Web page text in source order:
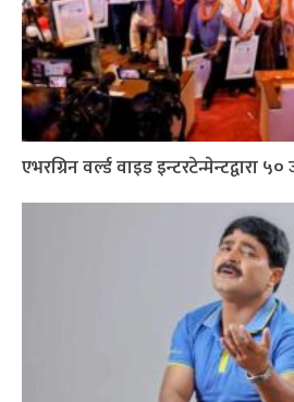
एभरग्रिन वर्ल्ड वाइड इन्टरटेन्मेन्टद्वारा